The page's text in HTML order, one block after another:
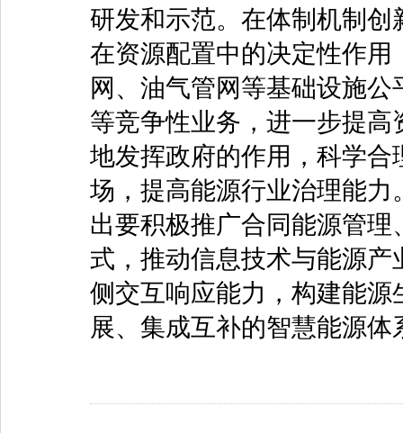
研发和示范。在体制机制
在资源配置中的决定性作
网、油气管网等基础设施
等竞争性业务，进一步提
地发挥政府的作用，科学
场，提高能源行业治理能
出要积极推广合同能源管
式，推动信息技术与能源
侧交互响应能力，构建能
展、集成互补的智慧能源